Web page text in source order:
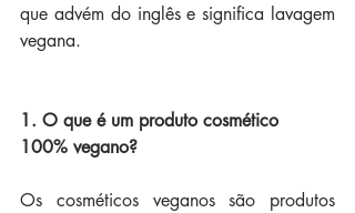
que advém do inglês e significa lavagem
vegana.
1. O que é um produto cosmético
100% vegano?
Os cosméticos veganos são produtos